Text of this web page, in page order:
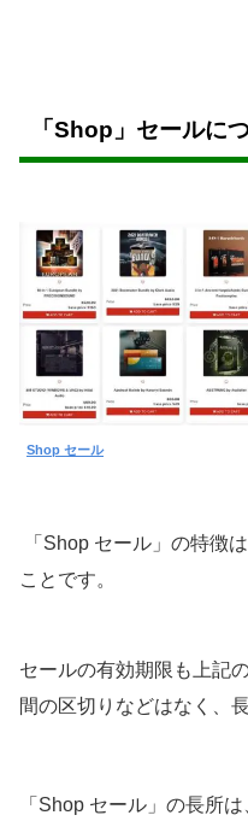
「Shop」セールに
Shop セール
「Shop セール」の特徴
ことです。
セールの有効期限も上記
間の区切りなどはなく、
「Shop セール」の長所